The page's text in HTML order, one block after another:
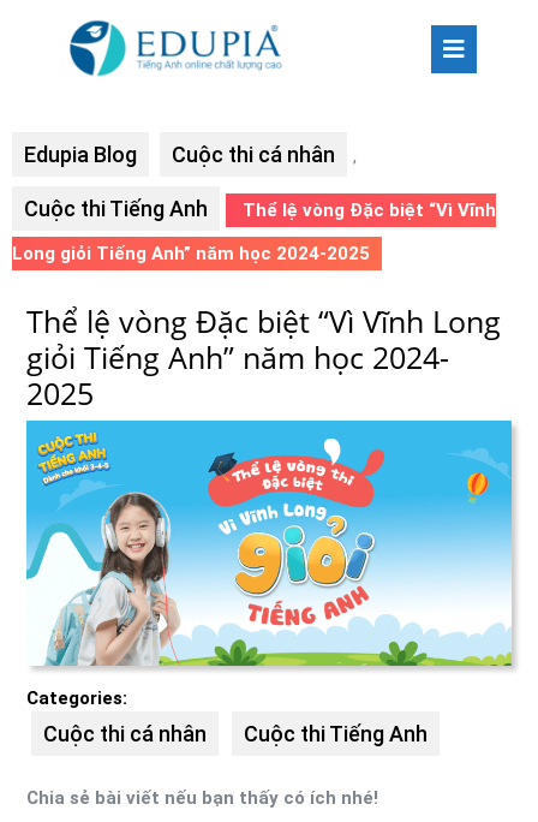
Edupia Blog Cuộc thi cá nhân ,
Cuộc thi Tiếng Anh
Thể lệ vòng Đặc biệt “Vì Vĩnh
Long giỏi Tiếng Anh” năm học 2024-2025
Thể lệ vòng Đặc biệt “Vì Vĩnh Long
giỏi Tiếng Anh” năm học 2024-
2025
Categories:
Cuộc thi cá nhân Cuộc thi Tiếng Anh
Chia sẻ bài viết nếu bạn thấy có ích nhé!